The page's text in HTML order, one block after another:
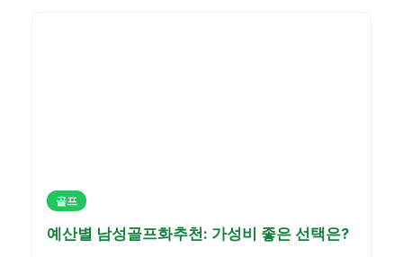
골프
예산별 남성골프화추천: 가성비 좋은 선택은?